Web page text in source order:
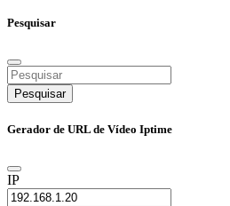
Pesquisar
Pesquisar
Gerador de URL de Vídeo Iptime
IP